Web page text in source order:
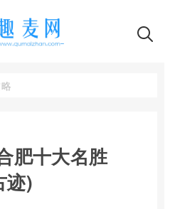
肥十大名胜
迹)